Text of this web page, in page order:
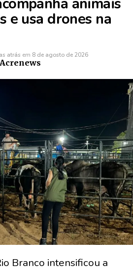
e usa drones na
atrás em 8 de agosto de 2026
Branco intensificou a